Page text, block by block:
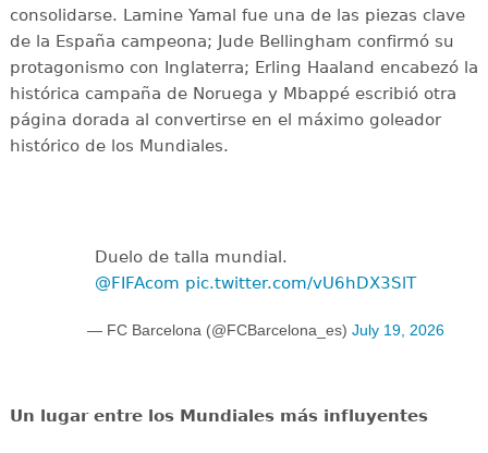
consolidarse. Lamine Yamal fue una de las piezas clave
de la España campeona; Jude Bellingham confirmó su
protagonismo con Inglaterra; Erling Haaland encabezó la
histórica campaña de Noruega y Mbappé escribió otra
página dorada al convertirse en el máximo goleador
histórico de los Mundiales.
Duelo de talla mundial.
@FIFAcom pic.twitter.com/vU6hDX3SlT
— FC Barcelona (@FCBarcelona_es) July 19, 2026
Un lugar entre los Mundiales más influyentes